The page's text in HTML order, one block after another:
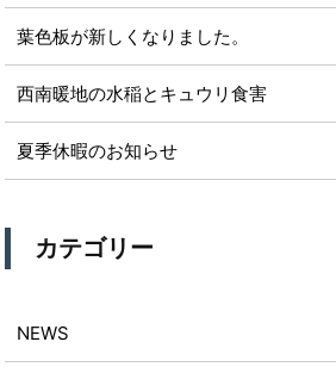
葉色板が新しくなりました。
西南暖地の水稲とキュウリ食害
夏季休暇のお知らせ
カテゴリー
NEWS